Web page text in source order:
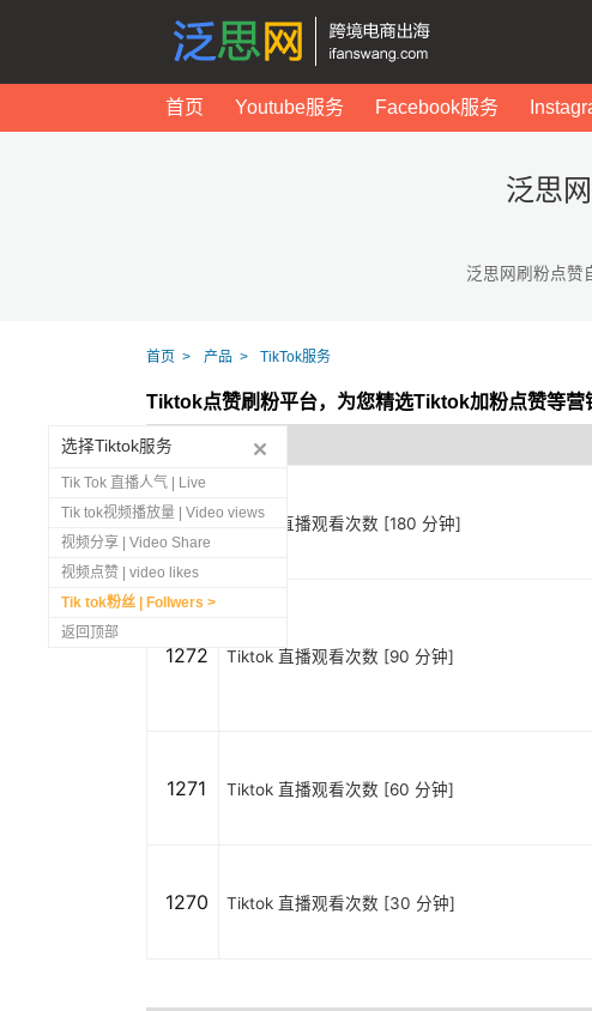
首页 Youtube服务 Facebook服务
泛思
泛思网刷粉点赞
首页 产品 TikTok服务
Tiktok点赞刷粉平台，为您精选Tiktok加粉点赞等营
1273 Tiktok 直播观看次数 [180 分钟]
1272 Tiktok 直播观看次数 [90 分钟]
1271 Tiktok 直播观看次数 [60 分钟]
1270 Tiktok 直播观看次数 [30 分钟]
选择Tiktok服务
Tik Tok 直播人气 | Live
Tik tok视频播放量 | Video views
视频分享 | Video Share
视频点赞 | video likes
Tik tok粉丝 | Follwers
返回顶部